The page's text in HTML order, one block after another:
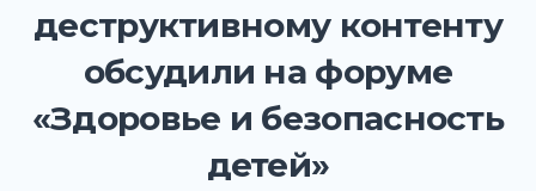
EXPAND
EXPAND
деструктивному контенту
обсудили на форуме
«Здоровье и безопасность
детей»